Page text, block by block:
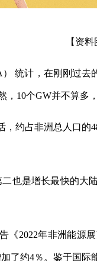
【资料
统计，在刚刚过去
10个GW并不算多
，约占非洲总人口
也是增长最快的大
《2022年非洲能源
了约4％。鉴于国